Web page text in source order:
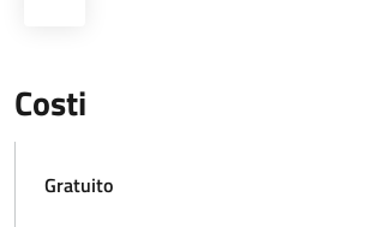
Costi
Gratuito